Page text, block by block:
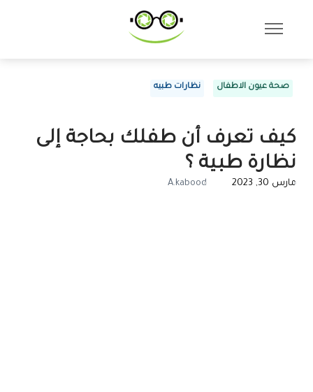
صحة عيون الاطفال نظارات طبيه
كيف تعرف أن طفلك بحاجة إلى
نظارة طبية ؟
مارس 30, 2023 A.kabood